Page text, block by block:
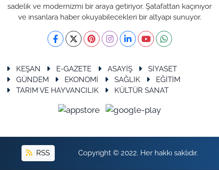
sadelik ve modernizmi bir araya getiriyor. Şatafattan kaçınıyor
ve insanlara haber okuyabilecekleri bir altyapı sunuyor.
KEŞAN E-GAZETE ASAYİŞ
SİYASET
GÜNDEM
EKONOMİ SAĞLIK
EĞİTİM
TARIM VE HAYVANCILIK
KÜLTÜR SANAT
RSS Copyright © 2022. Her hakkı saklıdır.